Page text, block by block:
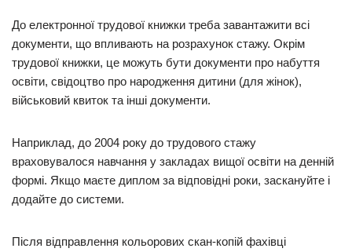
До електронної трудової книжки треба завантажити всі
документи, що впливають на розрахунок стажу. Окрім
трудової книжки, це можуть бути документи про набуття
освіти, свідоцтво про народження дитини (для жінок),
військовий квиток та інші документи.
Наприклад, до 2004 року до трудового стажу
враховувалося навчання у закладах вищої освіти на денній
формі. Якщо маєте диплом за відповідні роки, заскануйте і
додайте до системи.
Після відправлення кольорових скан-копій фахівці